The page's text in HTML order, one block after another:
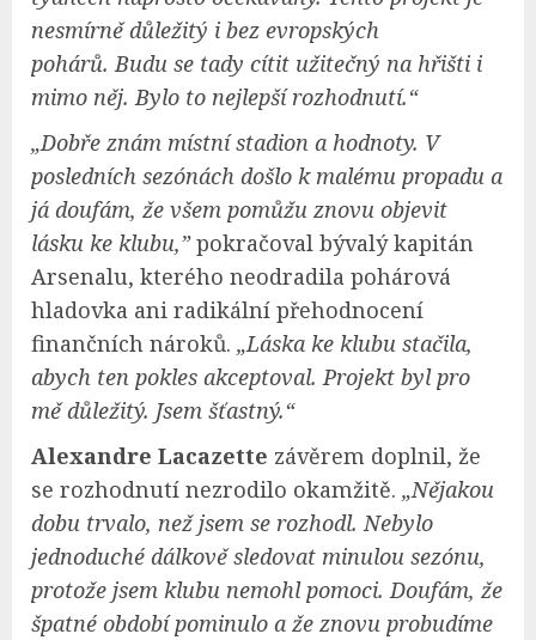
nesmírně důležitý i bez evropských
pohárů. Budu se tady cítit užitečný na hřišti i
mimo něj. Bylo to nejlepší rozhodnutí.“
„Dobře znám místní stadion a hodnoty. V
posledních sezónách došlo k malému propadu a
já doufám, že všem pomůžu znovu objevit
lásku ke klubu,”pokračoval bývalý kapitán
Arsenalu, kterého neodradila pohárová
hladovka ani radikální přehodnocení
finančních nároků. „Láska ke klubu stačila,
abych ten pokles akceptoval. Projekt byl pro
mě důležitý. Jsem šťastný.“
Alexandre Lacazette závěrem doplnil, že
se rozhodnutí nezrodilo okamžitě. „Nějakou
dobu trvalo, než jsem se rozhodl. Nebylo
jednoduché dálkověsledovat minulou sezónu,
protože jsem klubu nemohl pomoci. Doufám, že
špatné období pominulo a že znovu probudíme